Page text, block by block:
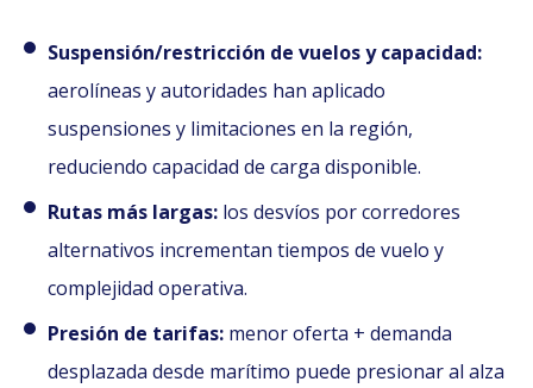
Suspensión/restricción de vuelos y capacidad:
aerolíneas y autoridades han aplicado
suspensiones y limitaciones en la región,
reduciendo capacidad de carga disponible.
Rutas más largas: los desvíos por corredores
alternativos incrementan tiempos de vuelo y
complejidad operativa.
Presión de tarifas: menor oferta + demanda
desplazada desde marítimo puede presionar al alza